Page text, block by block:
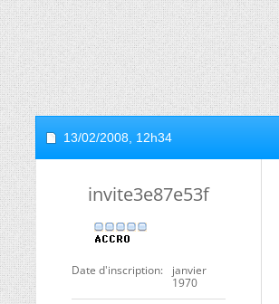
13/02/2008, 12h34
invite3e87e53f
Date d'inscription
janvier
1970